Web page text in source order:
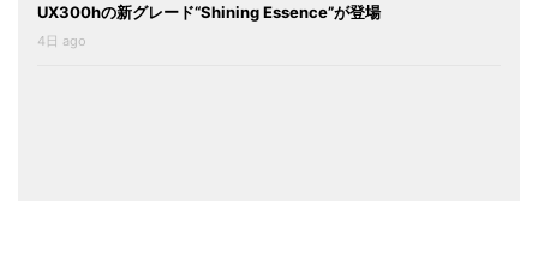
UX300hの新グレード“Shining Essence”が登場
4日 ago